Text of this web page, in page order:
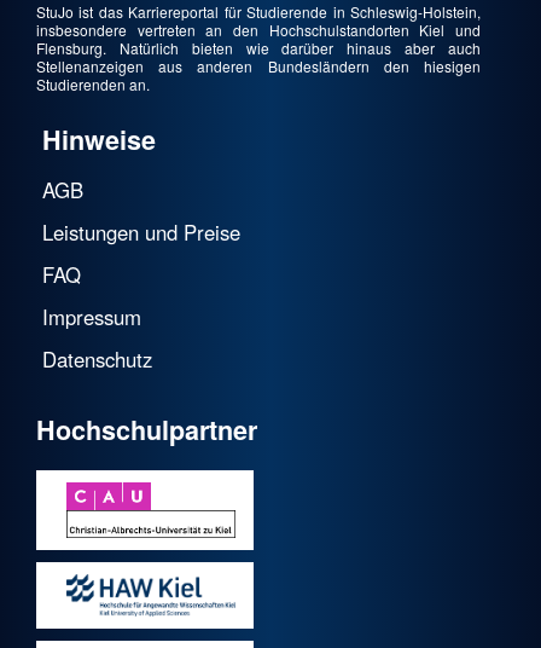
StuJo ist das Karriereportal für Studierende in Schleswig-Holstein,
insbesondere vertreten an den Hochschulstandorten Kiel und
Flensburg. Natürlich bieten wie darüber hinaus aber auch
Stellenanzeigen aus anderen Bundesländern den hiesigen
Studierenden an.
Hinweise
AGB
Leistungen und Preise
FAQ
Impressum
Datenschutz
Hochschulpartner